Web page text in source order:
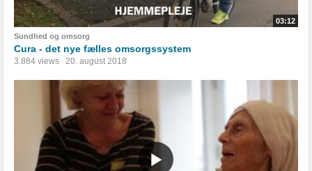
03:12
Sundhed og omsorg
Cura - det nye fælles omsorgssystem
3.884 views 20. august 2018